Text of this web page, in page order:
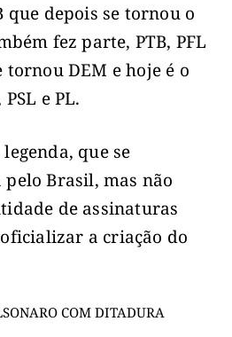
que depois se tornou o
fez parte, PTB, PFL
DEM e hoje é o
e PL.
que se
Brasil, mas não
de assinaturas
a criação do
COM DITADURA